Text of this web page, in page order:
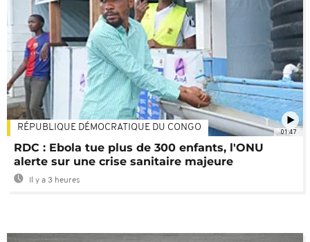
01:47
RÉPUBLIQUE DÉMOCRATIQUE DU CONGO
RDC : Ebola tue plus de 300 enfants, l'ONU
alerte sur une crise sanitaire majeure
Il y a 3 heures